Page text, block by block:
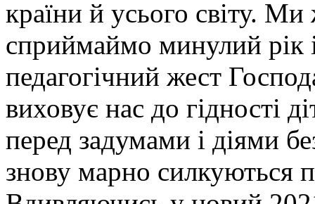
країни й усього світу.
сприймаймо минулий рік
педагогічний жест
виховує нас до гідності
перед задумами і діями
знову марно силкуються